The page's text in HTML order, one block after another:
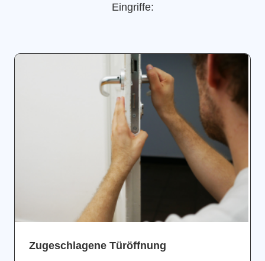
Eingriffe:
Zugeschlagene Türöffnung